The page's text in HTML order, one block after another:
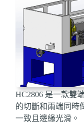
HC2806 是一款雙
的切斷和兩端同時
一致且邊緣光滑。